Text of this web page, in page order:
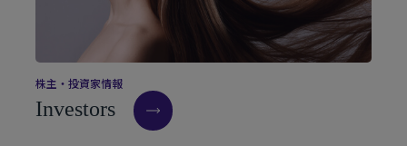
株主 ・ 投資家情報
Investors